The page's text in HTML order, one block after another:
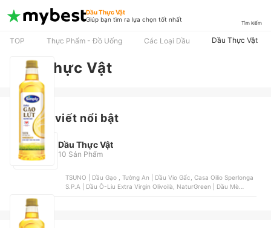
Dầu Thực Vật
Giúp bạn tìm ra lựa chọn tốt nhất
Tìm kiếm
TOP Thực Phẩm - Đồ Uống Các Loại Dầu Dầu Thực Vật
Dầu Thực Vật
Các bài viết nổi bật
Dầu Thực Vật
10 Sản Phẩm
TSUNO | Dầu Gạo , Tường An | Dầu Vio Gấc, Casa Oilio Sperlonga
S.P.A | Dầu Ô-Liu Extra Virgin Olivoilà, NaturGreen | Dầu Mè